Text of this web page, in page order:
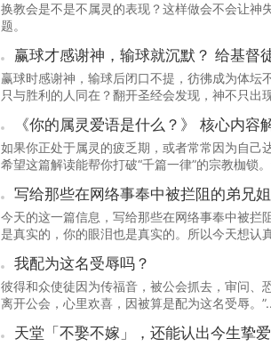
换教会是不是不属灵的表现？这样做会不会让神
题。
赢球才感谢
赢球时感谢神，输球后闭口不提，彷彿成为体坛
只与胜利的人同在？翻开圣经会发现，神不只出
《你的属灵爱语是什么？》 核
如果你正处于属灵的疲乏期，或者常常因为自己
希望这篇解读能帮你打破“千篇一律”的宗教枷锁
写给那些在网络事奉中被拦阻的弟兄
今天的这一篇信息，写给那些在网络事奉中被拦
是真实的，你的眼泪也是真实的。所以今天想认
我配为这名受辱吗？
彼得和众使徒因为传福音，被公会抓去，审问、
离开公会，心里欢喜，因被算是配为这名受辱。
天堂「不娶不嫁」，还能认出今生挚